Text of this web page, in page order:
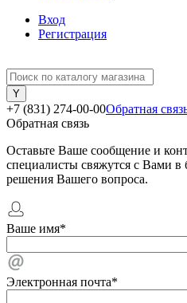
Вход
Регистрация
+7 (831) 274-00-00Обратная
Обратная связь
Оставьте Ваше сообщение и
специалисты свяжутся с Вами в
решения Вашего вопроса.
Ваше имя*
Электронная почта*